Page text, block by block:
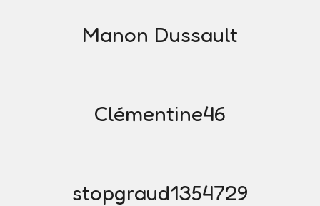
Manon Dussault
Clémentine46
stopgraud1354729